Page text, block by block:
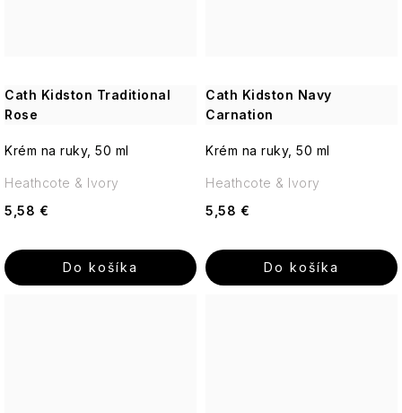
Cath Kidston Traditional
Rose
Krém na ruky, 50 ml
5,58 €
Do košíka
Heathcote & Ivory
Cath Kidston Navy
Carnation
Krém na ruky, 50 ml
5,58 €
Do košíka
Heathcote & Ivory